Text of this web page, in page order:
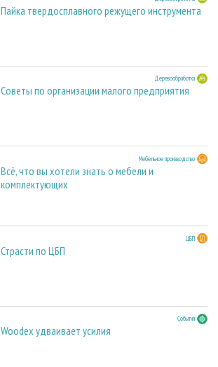
Пайка твердосплавного режущего инструмента
Деревообработка
Советы по организации малого предприятия
Мебельное производство
Всё, что вы хотели знать о мебели и
комплектующих
ЦБП
Страсти по ЦБП
События
Woodex удваивает усилия